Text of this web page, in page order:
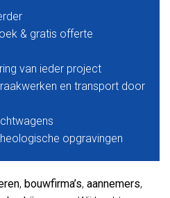
& gratis offerte
van ieder project
en transport door
opgravingen
, bouwfirma’s, aannemers,